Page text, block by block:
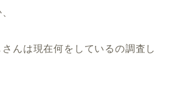
んは現在何をしているの調査し